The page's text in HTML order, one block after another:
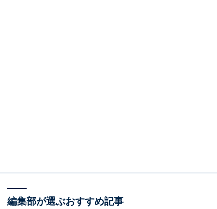
編集部が選ぶおすすめ記事